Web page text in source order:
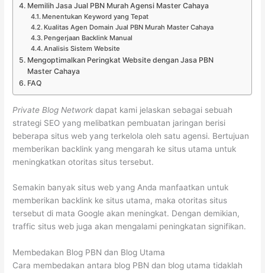
Memilih Jasa Jual PBN Murah Agensi Master Cahaya
Menentukan Keyword yang Tepat
Kualitas Agen Domain Jual PBN Murah Master Cahaya
Pengerjaan Backlink Manual
Analisis Sistem Website
Mengoptimalkan Peringkat Website dengan Jasa PBN
Master Cahaya
FAQ
Private Blog Network dapat kami jelaskan sebagai sebuah
strategi SEO yang melibatkan pembuatan jaringan berisi
beberapa situs web yang terkelola oleh satu agensi. Bertujuan
memberikan backlink yang mengarah ke situs utama untuk
meningkatkan otoritas situs tersebut.
Semakin banyak situs web yang Anda manfaatkan untuk
memberikan backlink ke situs utama, maka otoritas situs
tersebut di mata Google akan meningkat. Dengan demikian,
traffic situs web juga akan mengalami peningkatan signifikan.
Membedakan Blog PBN dan Blog Utama
Cara membedakan antara blog PBN dan blog utama tidaklah